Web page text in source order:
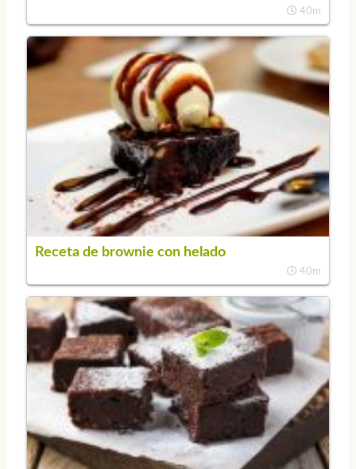
40m
Receta de brownie con helado
40m